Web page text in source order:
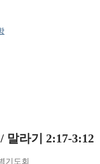
말라기 2:17-3:12
기도회